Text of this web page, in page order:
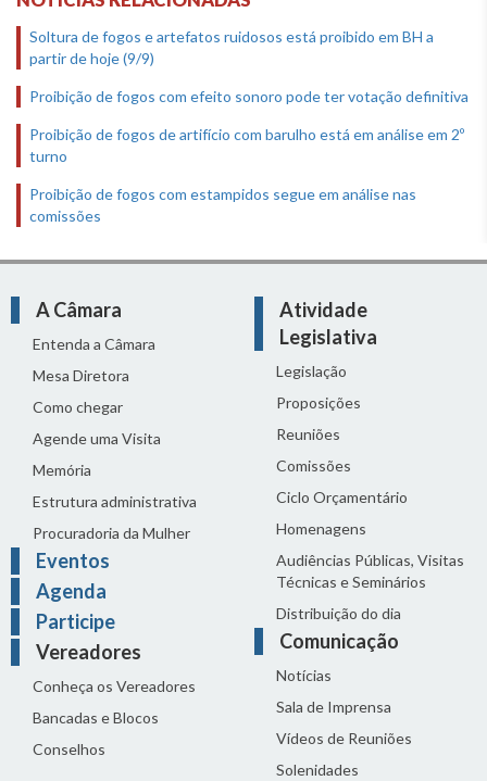
Soltura de fogos e artefatos ruidosos está proibido em BH a
partir de hoje (9/9)
Proibição de fogos com efeito sonoro pode ter votação definitiva
Proibição de fogos de artifício com barulho está em análise em 2º
turno
Proibição de fogos com estampidos segue em análise nas
comissões
A Câmara
Entenda a Câmara
Mesa Diretora
Como chegar
Agende uma Visita
Memória
Estrutura administrativa
Procuradoria da Mulher
Eventos
Agenda
Participe
Vereadores
Conheça os Vereadores
Bancadas e Blocos
Conselhos
Atividade
Legislativa
Legislação
Proposições
Reuniões
Comissões
Ciclo Orçamentário
Homenagens
Audiências Públicas, Visitas
Técnicas e Seminários
Distribuição do dia
Comunicação
Notícias
Sala de Imprensa
Vídeos de Reuniões
Solenidades